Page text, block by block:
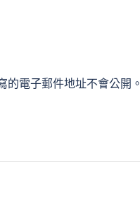
的電子郵件地址不會公開。